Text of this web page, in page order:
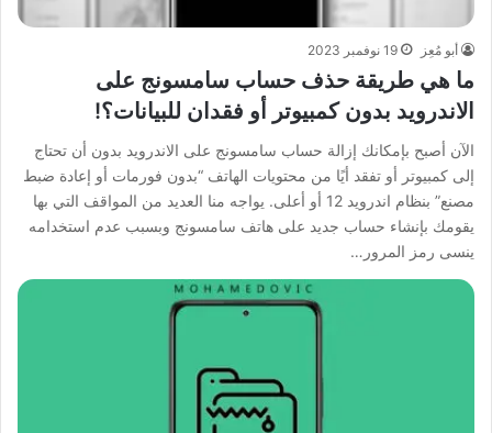
أبو مُعِز 19 نوفمبر 2023
ما هي طريقة حذف حساب سامسونج على
الاندرويد بدون كمبيوتر أو فقدان للبيانات؟!
الآن أصبح بإمكانك إزالة حساب سامسونج على الاندرويد بدون أن تحتاج
إلى كمبيوتر أو تفقد أيًا من محتويات الهاتف “بدون فورمات أو إعادة ضبط
مصنع” بنظام اندرويد 12 أو أعلى. يواجه منا العديد من المواقف التي بها
يقومك بإنشاء حساب جديد على هاتف سامسونج وبسبب عدم استخدامه
ينسى رمز المرور…